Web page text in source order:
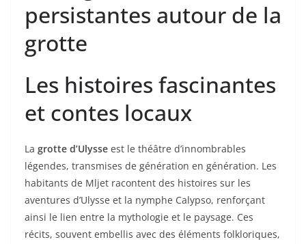
persistantes autour de la
grotte
Les histoires fascinantes
et contes locaux
La grotte d’Ulysse est le théâtre d’innombrables
légendes, transmises de génération en génération. Les
habitants de Mljet racontent des histoires sur les
aventures d’Ulysse et la nymphe Calypso, renforçant
ainsi le lien entre la mythologie et le paysage. Ces
récits, souvent embellis avec des éléments folkloriques,